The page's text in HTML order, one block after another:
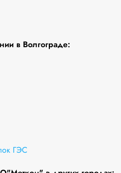
в Волгограде:
ГЭС